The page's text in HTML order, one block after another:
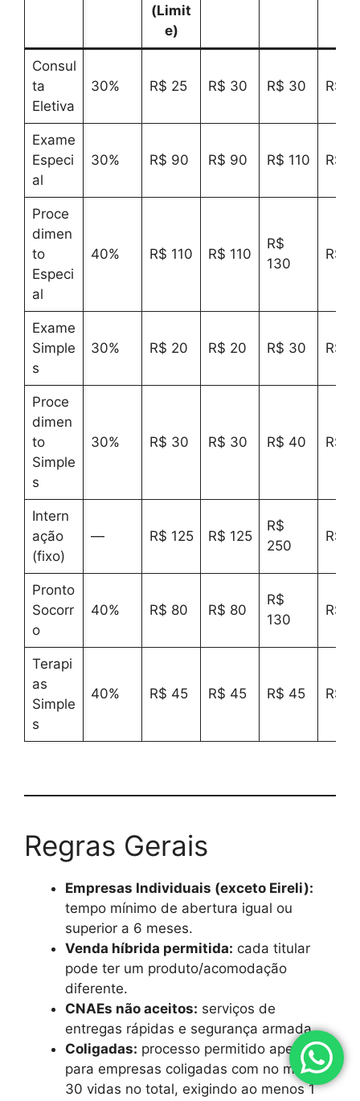
(Limit
e)
Consul
ta
Eletiva
30% R$ 25 R$ 30 R$ 30 R$
Exame
Especi
al
30% R$ 90 R$ 90 R$ 110 R$
Proce
dimen
to
Especi
al
40% R$ 110 R$ 110
R$
130
R$
Exame
Simple
s
30% R$ 20 R$ 20 R$ 30 R$
Proce
dimen
to
Simple
s
30% R$ 30 R$ 30 R$ 40 R$
Intern
ação
(fixo)
— R$ 125 R$ 125
R$
250
R$
Pronto
Socorr
o
40% R$ 80 R$ 80
R$
130
R$
Terapi
as
Simple
s
40% R$ 45 R$ 45 R$ 45 R$
Regras Gerais
Empresas Individuais (exceto Eireli):
tempo mínimo de abertura igual ou
superior a 6 meses.
Venda híbrida permitida: cada titular
pode ter um produto/acomodação
diferente.
CNAEs não aceitos: serviços de
entregas rápidas e segurança armada.
Coligadas: processo permitido apenas
para empresas coligadas com no mínimo
30 vidas no total, exigindo ao menos 1